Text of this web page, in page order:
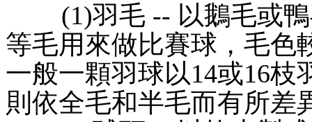
(1)羽毛 -- 以鵝毛或鴨
等毛用來做比賽球，毛色
一般一顆羽球以14或16
則依全毛和半毛而有所差